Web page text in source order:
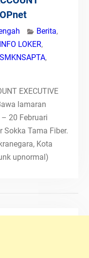
Berita,
INFO LOKER,
SMKNSAPTA,
EXECUTIVE
lamaran
20 Februari
Sokka Tama Fiber.
Kota
upnormal)